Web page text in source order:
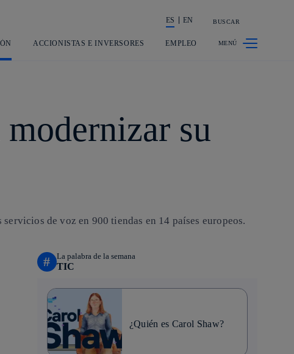
La acción en accionistas e inversores
ES EN BUSCAR
ACCIONISTAS E INVERSORES EMPLEO
su
de voz en 900 tiendas en 14 países europeos.
# La palabra de la semana
TIC
¿Quién es Carol Shaw?